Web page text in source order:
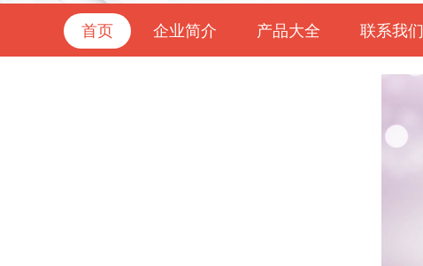
首页 企业简介 产品大全 联系我们